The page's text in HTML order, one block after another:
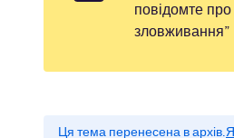
повідомте
зловживання”
Ця тема перенесена в архів.